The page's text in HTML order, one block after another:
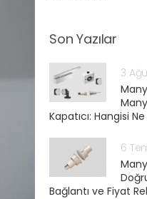
Son Yazılar
3
Kapatıcı: Hangisi
6
Bağlantı ve Fiyat